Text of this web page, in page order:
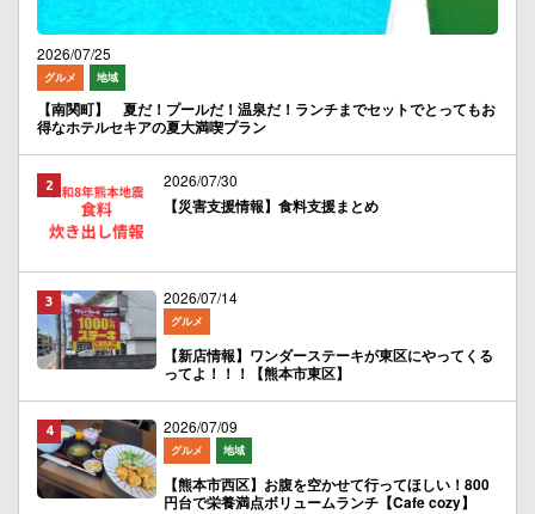
2026/07/25
グルメ 地域
【南関町】 夏だ！プールだ！温泉だ！ランチまでセットでとってもお
得なホテルセキアの夏大満喫プラン
2026/07/30
【災害支援情報】食料支援まとめ
2026/07/14
グルメ
【新店情報】ワンダーステーキが東区にやってくる
ってよ！！！【熊本市東区】
2026/07/09
グルメ 地域
【熊本市西区】お腹を空かせて行ってほしい！800
円台で栄養満点ボリュームランチ【Cafe cozy】